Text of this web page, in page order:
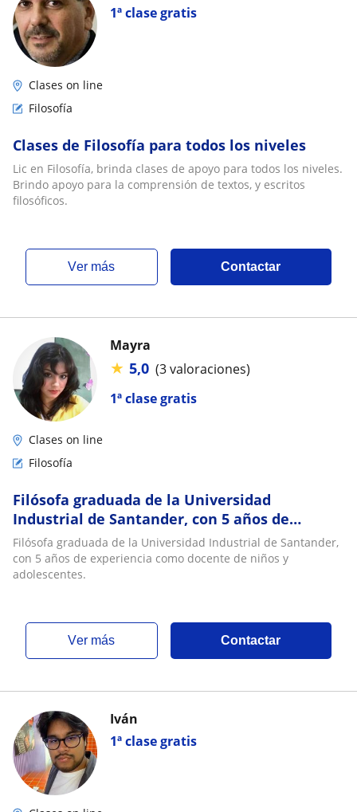
1ª clase gratis
Clases on line
Filosofía
Clases de Filosofía para todos los niveles
Lic en Filosofía, brinda clases de apoyo para todos los niveles.
Brindo apoyo para la comprensión de textos, y escritos
filosóficos.
ver más Contactar
1ª clase gratis
Mayra
★ 5,0 (3 valoraciones)
Clases on line
Filosofía
Filósofa graduada de la Universidad
Industrial de Santander, con 5 años de
experiencia como docente de niños y
adolescentes
Filósofa graduada de la Universidad Industrial de Santander,
con 5 años de experiencia como docente de niños y
adolescentes.
ver más Contactar
1ª clase gratis
Iván